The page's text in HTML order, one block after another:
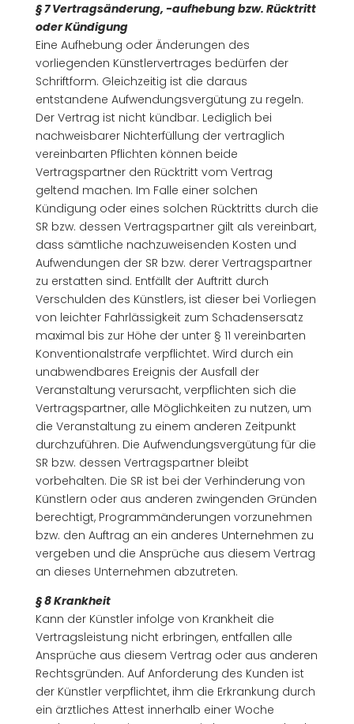
§ 7 Vertragsänderung, -aufhebung bzw. Rücktritt
oder Kündigung
Eine Aufhebung oder Änderungen des
vorliegenden Künstlervertrages bedürfen der
Schriftform. Gleichzeitig ist die daraus
entstandene Aufwendungsvergütung zu regeln.
Der Vertrag ist nicht kündbar. Lediglich bei
nachweisbarer Nichterfüllung der vertraglich
vereinbarten Pflichten können beide
Vertragspartner den Rücktritt vom Vertrag
geltend machen. Im Falle einer solchen
Kündigung oder eines solchen Rücktritts durch die
SR bzw. dessen Vertragspartner gilt als vereinbart,
dass sämtliche nachzuweisenden Kosten und
Aufwendungen der SR bzw. derer Vertragspartner
zu erstatten sind. Entfällt der Auftritt durch
Verschulden des Künstlers, ist dieser bei Vorliegen
von leichter Fahrlässigkeit zum Schadensersatz
maximal bis zur Höhe der unter § 11 vereinbarten
Konventionalstrafe verpflichtet. Wird durch ein
unabwendbares Ereignis der Ausfall der
Veranstaltung verursacht, verpflichten sich die
Vertragspartner, alle Möglichkeiten zu nutzen, um
die Veranstaltung zu einem anderen Zeitpunkt
durchzuführen. Die Aufwendungsvergütung für die
SR bzw. dessen Vertragspartner bleibt
vorbehalten. Die SR ist bei der Verhinderung von
Künstlern oder aus anderen zwingenden Gründen
berechtigt, Programmänderungen vorzunehmen
bzw. den Auftrag an ein anderes Unternehmen zu
vergeben und die Ansprüche aus diesem Vertrag
an dieses Unternehmen abzutreten.
§ 8 Krankheit
Kann der Künstler infolge von Krankheit die
Vertragsleistung nicht erbringen, entfallen alle
Ansprüche aus diesem Vertrag oder aus anderen
Rechtsgründen. Auf Anforderung des Kunden ist
der Künstler verpflichtet, ihm die Erkrankung durch
ein ärztliches Attest innerhalb einer Woche